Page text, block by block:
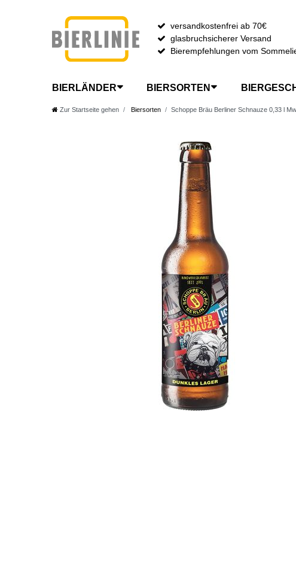
versandkostenfrei ab 70€
glasbruchsicherer Versand
Bierempfehlungen vom
BIERLÄNDER BIERSORTEN
Zur Startseite gehen Biersorten Schoppe Bräu Berliner Schnauze 0,33 l Mw